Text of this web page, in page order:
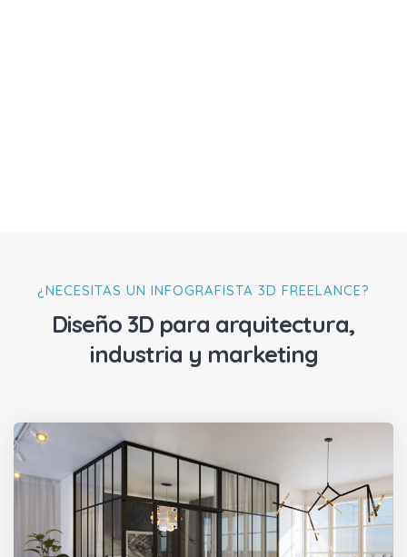
¿NECESITAS UN INFOGRAFISTA 3D FREELANCE?
Diseño 3D para arquitectura,
industria y marketing